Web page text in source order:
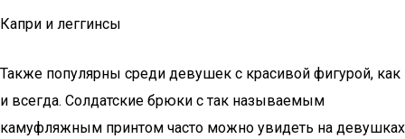
Капри и леггинсы
Также популярны среди девушек с красивой фигурой, как
и всегда. Солдатские брюки с так называемым
камуфляжным принтом часто можно увидеть на девушках